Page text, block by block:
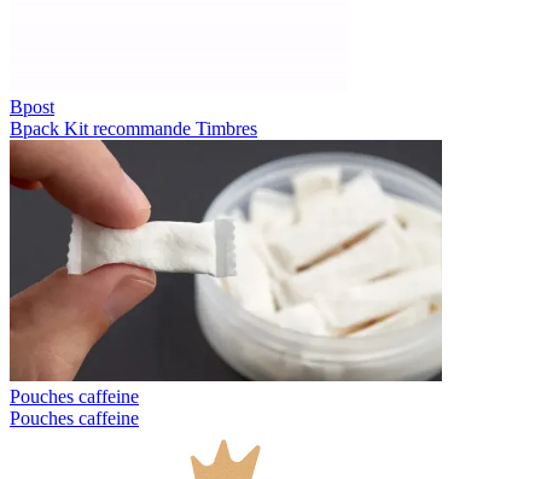
Bpost
Bpack Kit recommande Timbres
Pouches caffeine
Pouches caffeine